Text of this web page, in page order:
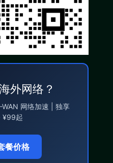
外网络？
WAN 网络加速 | 独享
¥99起
餐价格